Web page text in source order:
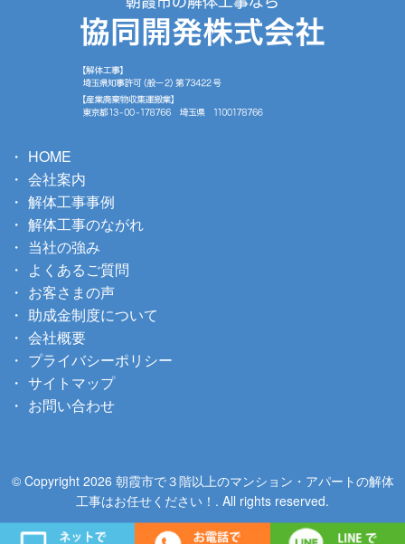
HOME
会社案内
解体工事事例
解体工事のながれ
当社の強み
よくあるご質問
お客さまの声
助成金制度について
会社概要
プライバシーポリシー
サイトマップ
お問い合わせ
© Copyright 2026 朝霞市で３階以上のマンション・アパートの解体
工事はお任せください！. All rights reserved.